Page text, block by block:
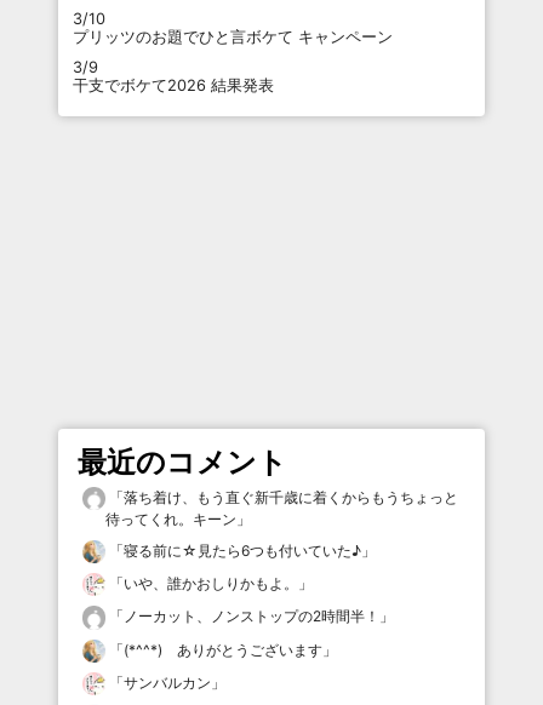
3/10
プリッツのお題でひと言ボケて キャンペーン
3/9
干支でボケて2026 結果発表
最近のコメント
「落ち着け、もう直ぐ新千歳に着くからもうちょっと
待ってくれ。キーン 」
「寝る前に☆見たら6つも付いていた♪ 」
「いや、誰かおしりかもよ。
」
「 ノーカット、ノンストップの2時間半！ 」
「(*^^*) ありがとうございます 」
「サンバルカン 」